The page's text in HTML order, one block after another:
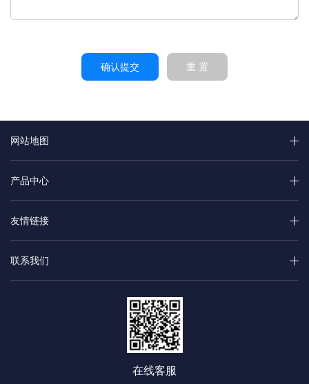
确认提交 重 置
网站地图
产品中心
友情链接
联系我们
在线客服